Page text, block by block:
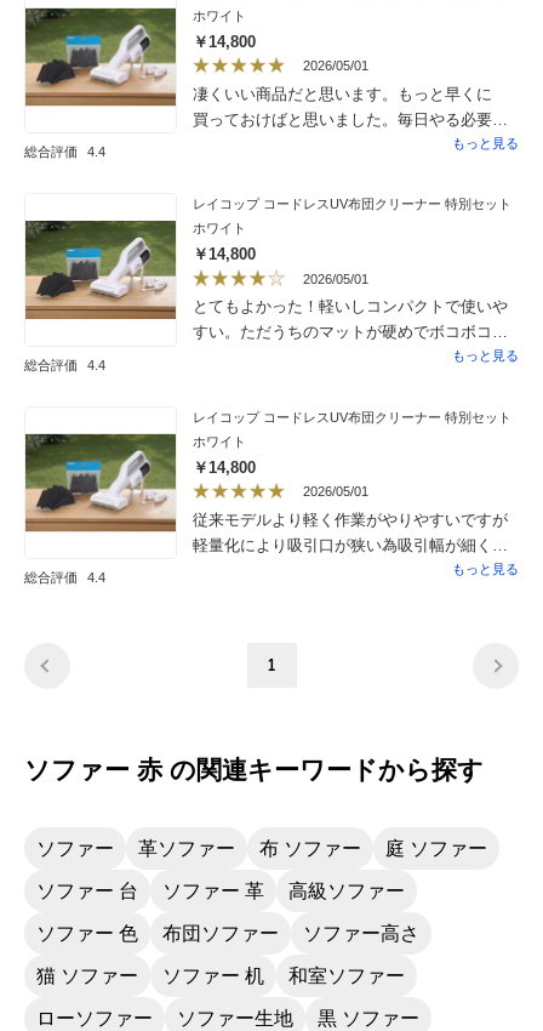
総合評価 4.4
ホワイト
￥14,800
2026/05/01
凄くいい商品だと思います。もっと早くに
買っておけばと思いました。毎日やる必要は
ないと思いますが毎日お掃除しております。
もっと見る
総合評価 4.4
レイコップ コードレスUV布団クリーナー 特別セット
ホワイト
￥14,800
2026/05/01
とてもよかった！軽いしコンパクトで使いや
すい。ただうちのマットが硬めでボコボコし
ているからか、なかなかUVライトが点灯しな
いる。フラットなもの、ソフトなものなら問
題ないと思う。目を覆いたくなるほどよく取
れます。
もっと見る
総合評価 4.4
レイコップ コードレスUV布団クリーナー 特別セット
ホワイト
￥14,800
2026/05/01
従来モデルより軽く作業がやりやすいですが
軽量化により吸引口が狭い為吸引幅が細く
マットの大きさによっては充電が足りないの
もっと見る
1
ソファー 赤 の関連キーワードから探す
ソファー 革ソファー 布 ソファー 庭 ソファー
ソファー 台 ソファー 革 高級ソファー
ソファー 色 布団ソファー ソファー高さ
猫 ソファー ソファー 机 和室ソファー
ローソファー ソファー生地 黒 ソファー